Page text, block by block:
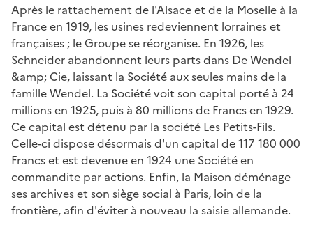
Après le rattachement de l'Alsace et de la Moselle à la
France en 1919, les usines redeviennent lorraines et
françaises ; le Groupe se réorganise. En 1926, les
Schneider abandonnent leurs parts dans De Wendel
&amp; Cie, laissant la Société aux seules mains de la
famille Wendel. La Société voit son capital porté à 24
millions en 1925, puis à 80 millions de Francs en 1929.
Ce capital est détenu par la société Les Petits-Fils.
Celle-ci dispose désormais d'un capital de 117 180 000
Francs et est devenue en 1924 une Société en
commandite par actions. Enfin, la Maison déménage
ses archives et son siège social à Paris, loin de la
frontière, afin d'éviter à nouveau la saisie allemande.